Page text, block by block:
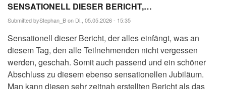
SENSATIONELL DIESER BERICHT,…
Submitted byStephan_Bon Di., 05.05.2026 - 15:35
Sensationell dieser Bericht, der alles einfängt, was an
diesem Tag, den alle Teilnehmenden nicht vergessen
werden, geschah. Somit auch passend und ein schöner
Abschluss zu diesem ebenso sensationellen Jubiläum.
Man kann diesen sehr zeitnah erstellten Bericht als das